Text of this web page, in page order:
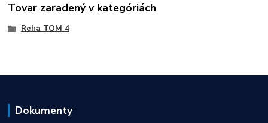
Tovar zaradený v kategóriách
Reha TOM 4
Dokumenty